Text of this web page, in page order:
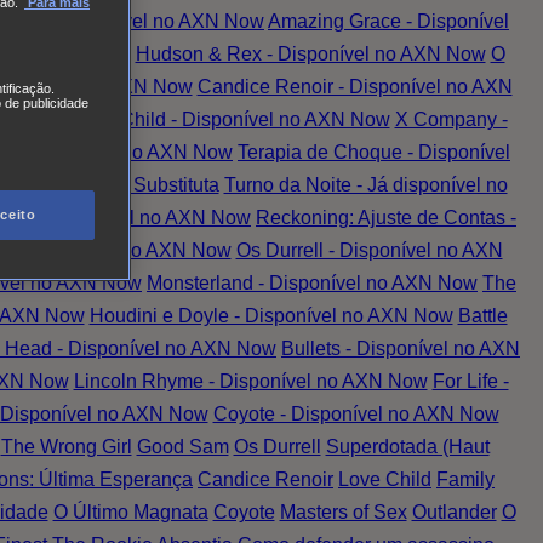
- Disponível no AXN NowAmazing Grace - Disponível
no AXN Now Hudson & Rex - Disponível no AXN Now O
no AXN Now Candice Renoir - Disponível no AXN
Now Love Child - Disponível no AXN Now X Company -
- Disponível no AXN Now Terapia de Choque - Disponível
A Substituta Turno da Noite - Já disponível no
- Disponível no AXN Now Reckoning: Ajuste de Contas -
- Disponível no AXN Now Os Durrell - Disponível no AXN
no AXN Now Monsterland - Disponível no AXN Now The
Now Houdini e Doyle - Disponível no AXN Now Battle
Head - Disponível no AXN Now Bullets - Disponível no AXN
Now Lincoln Rhyme - Disponível no AXN Now For Life -
no AXN Now Coyote - Disponível no AXN Now
The Wrong Girl Good Sam Os Durrell
Superdotada (Haut
Última Esperança Candice Renoir Love Child Family
O Último Magnata Coyote Masters of Sex Outlander O
publicidade